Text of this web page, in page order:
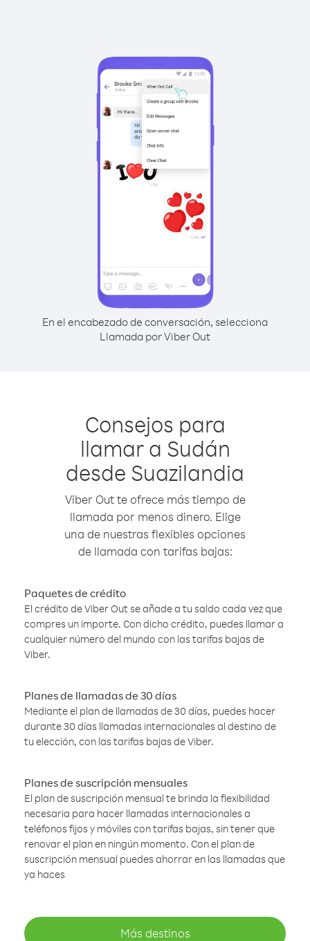
En el encabezado de conversación, selecciona
Llamada por Viber Out
Consejos para
llamar a Sudán
desde Suazilandia
Viber Out te ofrece más tiempo de
llamada por menos dinero. Elige
una de nuestras flexibles opciones
de llamada con tarifas bajas:
Paquetes de crédito
El crédito de Viber Out se añade a tu saldo cada vez que
compres un importe. Con dicho crédito, puedes llamar a
cualquier número del mundo con las tarifas bajas de
Viber.
Planes de llamadas de 30 días
Mediante el plan de llamadas de 30 días, puedes hacer
durante 30 días llamadas internacionales al destino de
tu elección, con las tarifas bajas de Viber.
Planes de suscripción mensuales
El plan de suscripción mensual te brinda la flexibilidad
necesaria para hacer llamadas internacionales a
teléfonos fijos y móviles con tarifas bajas, sin tener que
renovar el plan en ningún momento. Con el plan de
suscripción mensual puedes ahorrar en las llamadas que
ya haces
Más destinos